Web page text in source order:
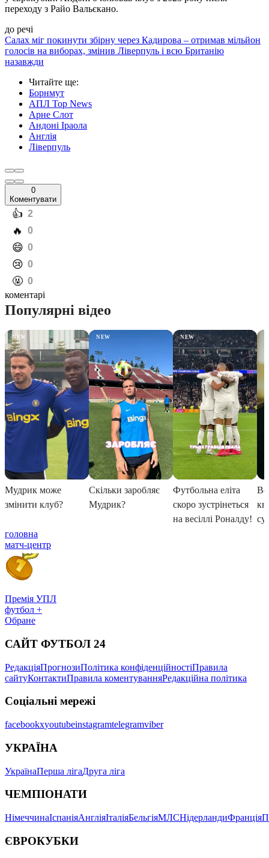
переходу з Райо Вальєкано.
до речі
Салах міг покинути збірну через Кадирова – отримав мільйон
голосів на виборах, змінив Ліверпуль і всю Британію
назавжди
Читайте ще:
Борнмут
АПЛ Top News
Арне Слот
Андоні Іраола
Англія
Ліверпуль
0
Коментувати
️👍 2
️🔥 0
️😄 0
️😢 0
️🤬 0
коментарі
головна
матч-центр
Премія УПЛ
футбол +
Обране
САЙТ ФУТБОЛ 24
РедакціяПрогнозиПолітика конфіденційностіПравила
сайтуКонтактиПравила коментуванняРедакційна політика
Соціальні мережі
facebookxyoutubeinstagramtelegramviber
УКРАЇНА
УкраїнаПерша лігаДруга ліга
ЧЕМПІОНАТИ
НімеччинаІспаніяАнгліяІталіяБельгіяМЛСНідерландиФранція
ЄВРОКУБКИ